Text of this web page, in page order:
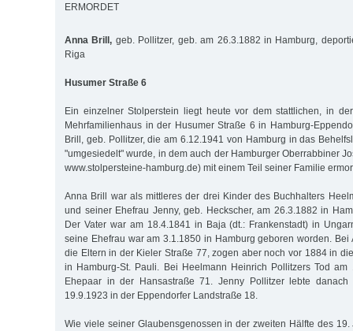
ERMORDET
Anna Brill, geb. Pollitzer, geb. am 26.3.1882 in Hamburg,
Riga
Husumer Straße 6
Ein einzelner Stolperstein liegt heute vor dem stattlichen, in
Mehrfamilienhaus in der Husumer Straße 6 in Hamburg-
Brill, geb. Pollitzer, die am 6.12.1941 von Hamburg in das
"umgesiedelt" wurde, in dem auch der Hamburger Oberrabbiner
www.stolpersteine-hamburg.de) mit einem Teil seiner Familie
Anna Brill war als mittleres der drei Kinder des Buchhalters
und seiner Ehefrau Jenny, geb. Heckscher, am 26.3.1882 in
Der Vater war am 18.4.1841 in Baja (dt.: Frankenstadt) in
seine Ehefrau war am 3.1.1850 in Hamburg geboren worden. Bei
die Eltern in der Kieler Straße 77, zogen aber noch vor 1884 in
in Hamburg-St. Pauli. Bei Heelmann Heinrich Pollitzers Tod am
Ehepaar in der Hansastraße 71. Jenny Pollitzer lebte
19.9.1923 in der Eppendorfer Landstraße 18.
Wie viele seiner Glaubensgenossen in der zweiten Hälfte des 19.